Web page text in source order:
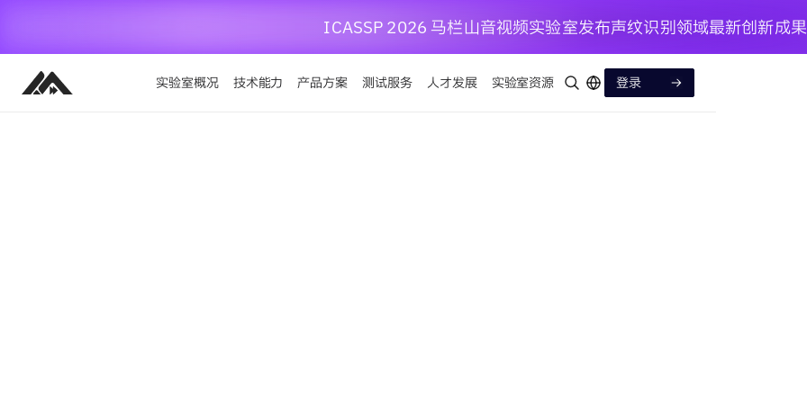
ICASSP 2026 马栏山音视频实验室发布声纹识别领域最新创新成果
实验室概况 技术能力 产品方案 测试服务 人才发展 实验室资源 登录